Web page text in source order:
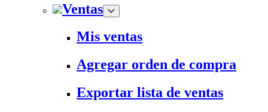
Ventas
Mis ventas
Agregar orden de compra
Exportar lista de ventas